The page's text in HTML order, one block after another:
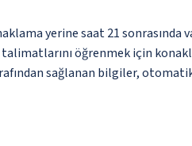
yerine saat 21 sonrasında
öğrenmek için
sağlanan bilgiler,